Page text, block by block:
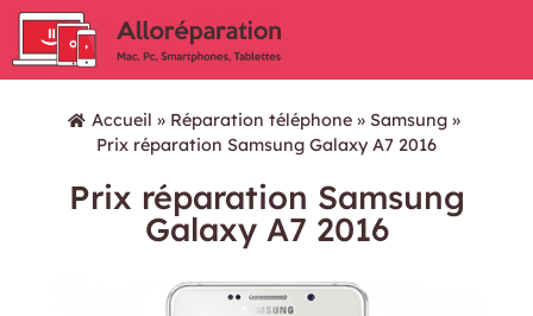
Accueil » Réparation téléphone » Samsung »
Prix réparation Samsung Galaxy A7 2016
Prix réparation Samsung
Galaxy A7 2016